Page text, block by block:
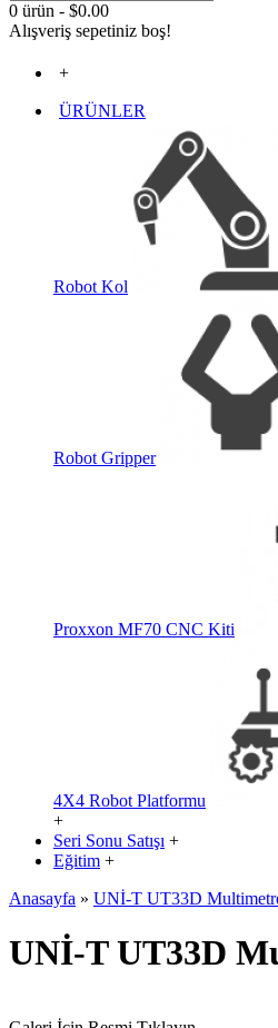
0 ürün - $0.00
Alışveriş sepetiniz boş!
+
ÜRÜNLER
Robot Kol
Robot Gripper
Proxxon MF70 CNC Kiti
4X4 Robot Platformu
+
Seri Sonu Satışı +
Eğitim +
Anasayfa » UNİ-T UT33D
UNİ-T UT33D